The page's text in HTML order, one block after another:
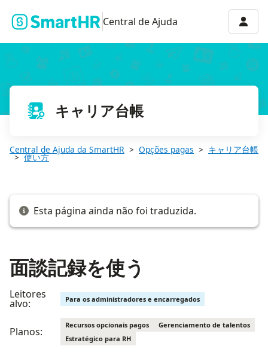
Central de Ajuda
キャリア台帳
Central de Ajuda da SmartHR Opções pagas キャリア台帳
使い方
Esta página ainda não foi traduzida.
面談記録を使う
Leitores
alvo: Para os administradores e encarregados
Planos:
Recursos opcionais pagos
Gerenciamento de talentos
Estratégico para RH